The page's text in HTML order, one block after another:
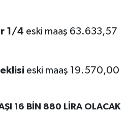
1/4 eski maaş 63.633,57
eski maaş 19.570,00
16 BİN 880 LİRA OLACAK